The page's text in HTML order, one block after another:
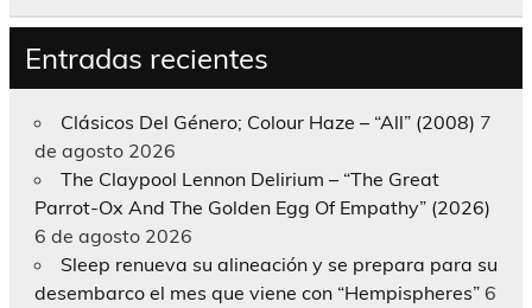
Entradas recientes
Clásicos Del Género; Colour Haze – “All” (2008) 7
de agosto 2026
The Claypool Lennon Delirium – “The Great
Parrot-Ox And The Golden Egg Of Empathy” (2026)
6 de agosto 2026
Sleep renueva su alineación y se prepara para su
desembarco el mes que viene con “Hempispheres” 6